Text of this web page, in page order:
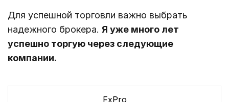
Для успешной торговли важно выбрать
надежного брокера. Я уже много лет
успешно торгую через следующие
компании.
FxPro